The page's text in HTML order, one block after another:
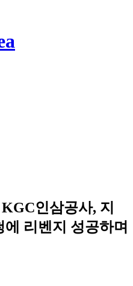
인삼공사, 지
리벤지 성공하며